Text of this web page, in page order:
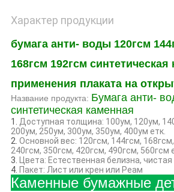
Характер продукции
бумага анти- воды 120гсм
168гсм 192гсм
применения плаката на
Название продукта: Бумага анти-
синтетическая каменная
1. Доступная толщина: 100ум, 120ум,
200ум, 250ум, 300ум, 350ум, 400ум етк.
2. Основной вес: 120гсм, 144гсм,
240гсм, 350гсм, 420гсм, 490гсм, 560гсм
3. Цвета: Естественная белизна, чистая
4. Пакет: Лист или крен или Реам
Каменные бумажные